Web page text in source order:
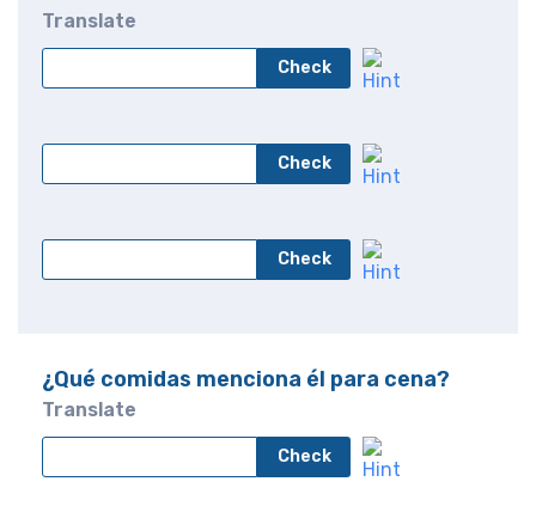
Translate
Check
Check
Check
¿Qué comidas menciona él para cena?
Translate
Check